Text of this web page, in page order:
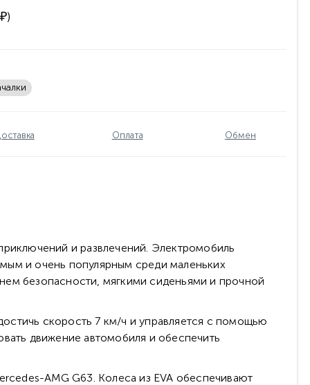
Оплата Обмен
и развлечений. Электромобиль
и очень популярным среди маленьких
безопасности, мягкими сиденьями и прочной
скорость 7 км/ч и управляется с помощью
движение автомобиля и обеспечить
AMG G63. Колеса из EVA обеспечивают